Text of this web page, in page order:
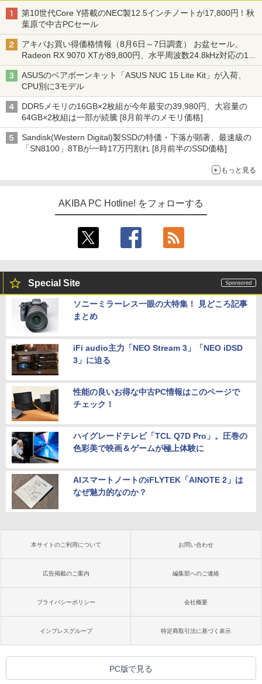
第10世代Core Y搭載のNEC製12.5インチノートが17,800円！秋
葉原で中古PCセール
アキバお買い得価格情報（8月6日～7日調査） お盆セール、
Radeon RX 9070 XTが89,800円、水平周波数24.8kHz対応の17
型モニターが9,801円、暑さ指数連動セール ほか
ASUSのベアボーンキット「ASUS NUC 15 Lite Kit」が入荷、
CPU別に3モデル
DDR5メモリの16GB×2枚組が今年最安の39,980円、大容量の
64GB×2枚組は一部が続騰 [8月前半のメモリ価格]
Sandisk(Western Digital)製SSDの特価・下落が顕著、最速級の
「SN8100」8TBが一時17万円割れ [8月前半のSSD価格]
もっと見る
AKIBA PC Hotline! をフォローする
Special Site
ソニーミラーレス一眼の大特集！ 見どころ記事
まとめ
iFi audio主力「NEO Stream 3」「NEO iDSD
3」に迫る
性能の良いお得な中古PC情報はこのページで
チェック！
ハイグレードテレビ「TCL Q7D Pro」。圧巻の
色彩美で映画＆ゲームが極上体験に
AIスマートノートのiFLYTEK「AINOTE 2」は
なぜ魅力的なのか？
本サイトのご利用について お問い合わせ
広告掲載のご案内 編集部へのご連絡
プライバシーポリシー 会社概要
インプレスグループ 特定商取引法に基づく表示
PC版で見る